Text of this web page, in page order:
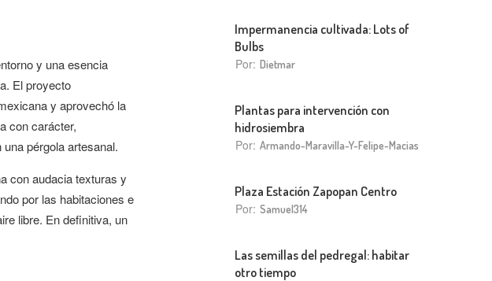
y una esencia
El proyecto
y aprovechó la
con carácter,
pérgola artesanal.
con audacia texturas y
por las habitaciones e
libre. En definitiva, un
Impermanencia cultivada: Lots of
Bulbs
Por: Dietmar
Plantas para intervención con
hidrosiembra
Por: Armando-Maravilla-Y-Felipe-Macias
Plaza Estación Zapopan Centro
Por: Samuel314
Las semillas del pedregal: habitar
otro tiempo